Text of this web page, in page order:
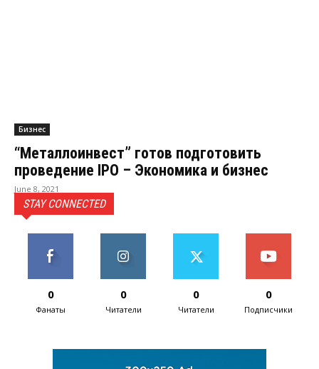
Бизнес
“Металлоинвест” готов подготовить
проведение IPO – Экономика и бизнес
June 8, 2021
STAY CONNECTED
0
Фанаты
0
Читатели
0
Читатели
0
Подписчики